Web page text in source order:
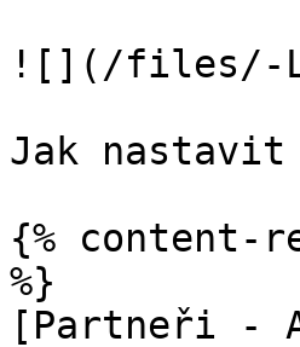
![](/files/-
Jak nastavit
{% content-
%}
[Partneři -